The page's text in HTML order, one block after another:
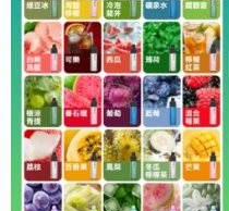
Add to
wishlist